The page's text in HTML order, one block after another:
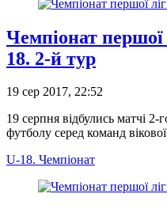
Чемпіонат
18. 2-й тур
19 сер 2017, 22:52
19 серпня відбулись матчі 2-
футболу серед команд
U-18. Чемпіонат